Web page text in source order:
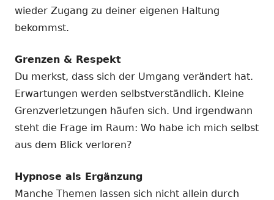
wieder Zugang zu deiner eigenen Haltung
bekommst.
Grenzen & Respekt
Du merkst, dass sich der Umgang verändert hat.
Erwartungen werden selbstverständlich. Kleine
Grenzverletzungen häufen sich. Und irgendwann
steht die Frage im Raum: Wo habe ich mich selbst
aus dem Blick verloren?
Hypnose als Ergänzung
Manche Themen lassen sich nicht allein durch